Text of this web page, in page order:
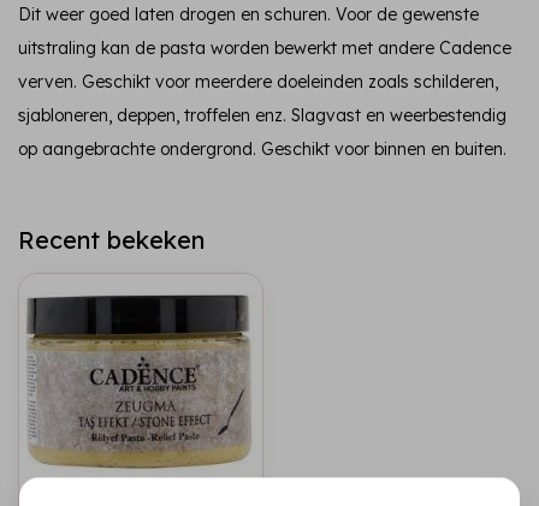
Dit weer goed laten drogen en schuren. Voor de gewenste
uitstraling kan de pasta worden bewerkt met andere Cadence
verven. Geschikt voor meerdere doeleinden zoals schilderen,
sjabloneren, deppen, troffelen enz. Slagvast en weerbestendig
op aangebrachte ondergrond. Geschikt voor binnen en buiten.
Recent bekeken